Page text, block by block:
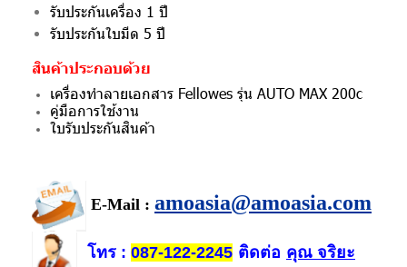
รับประกันเครื่อง 1 ปี
รับประกันใบมีด 5 ปี
สินค้าประกอบด้วย
เครื่องทำลายเอกสาร Fellowes รุ่น AUTO MAX 200c
คู่มือการใช้งาน
ใบรับประกันสินค้า
E-Mail : amoasia@amoasia.com
โทร : 087-122-2245 ติดต่อ คุณ จริยะ